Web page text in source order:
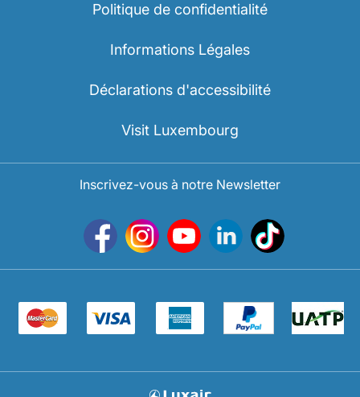
Politique de confidentialité
Informations Légales
Déclarations d'accessibilité
Visit Luxembourg
Inscrivez-vous à notre Newsletter